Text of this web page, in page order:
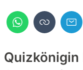
Quizkönigin